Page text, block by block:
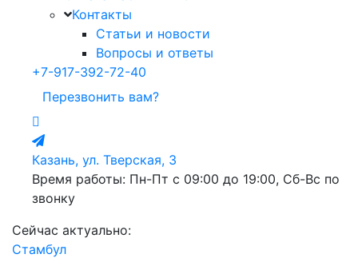
Контакты
Статьи и новости
Вопросы и ответы
+7-917-392-72-40
Перезвонить вам?
Казань, ул. Тверская, 3
Время работы: Пн-Пт с 09:00 до 19:00, Сб-Вс по
звонку
Сейчас актуально:
Стамбул